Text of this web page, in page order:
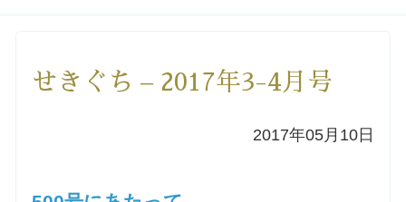
洗礼を希望される方
小池神父の講座
せきぐち – 2017年3-4月号
2017年05月10日